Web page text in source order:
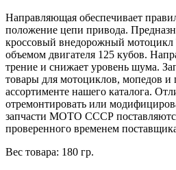
Направляющая обеспечивает
положение цепи привода.
кроссовый внедорожный мотоцикл
объемом двигателя 125 кубов.
трение и снижает уровень шума.
товары для мотоциклов, мопедов и
ассортименте нашего каталога.
отремонтировать или
запчасти МОТО СССР
проверенного временем
Вес товара: 180 гр.